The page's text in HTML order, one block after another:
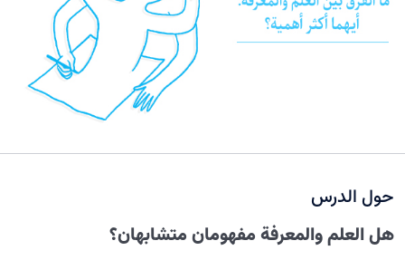
ما هي نتيجة تحديد الأولويات؟ كيف نقترب من هدف الخلق؟
لماذا الإنسان محور الخلق؟ وما علاقته ببقية المخلوقات؟
ما الفرق بين العلم والمعرفة: أيهما أكثر أهمية؟
لماذا ذكر الله هدف خلق الإنسان بأنه العبادة؟
سرّ الفرح والسكينة الدائمة
العائلة السماوية للإنسان
حول الدرس
هل العلم والمعرفة مفهومان متشابهان؟